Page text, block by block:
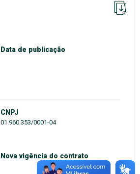
Data de publicação
CNPJ
01.960.353/0001-04
Nova vigência do contrato